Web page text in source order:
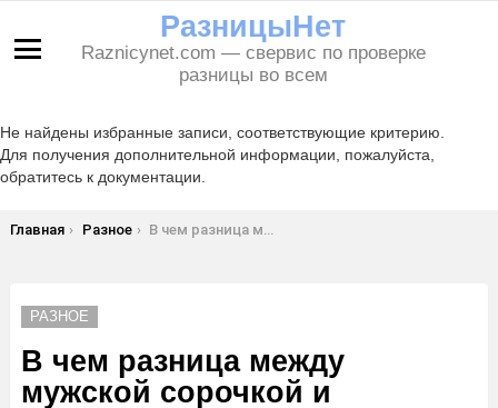
РазницыНет
Raznicynet.com — свервис по проверке
разницы во всем
Не найдены избранные записи, соответствующие критерию.
Для получения дополнительной информации, пожалуйста,
обратитесь к документации.
Вы здесь:
Главная Разное В чем разница между мужской сорочкой и рубашкой – 6 главных отличий
РАЗНОЕ
В чем разница между
мужской сорочкой и